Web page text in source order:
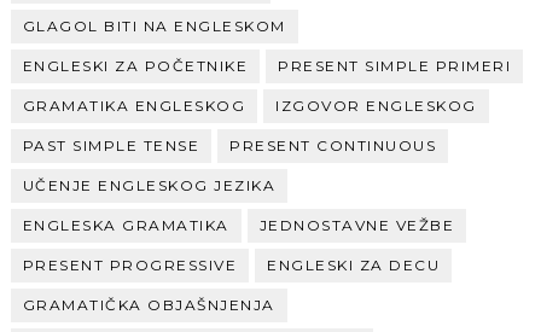
GLAGOL BITI NA ENGLESKOM
ENGLESKI ZA POČETNIKE PRESENT SIMPLE PRIMERI
GRAMATIKA ENGLESKOG IZGOVOR ENGLESKOG
PAST SIMPLE TENSE PRESENT CONTINUOUS
UČENJE ENGLESKOG JEZIKA
ENGLESKA GRAMATIKA JEDNOSTAVNE VEŽBE
PRESENT PROGRESSIVE ENGLESKI ZA DECU
GRAMATIČKA OBJAŠNJENJA